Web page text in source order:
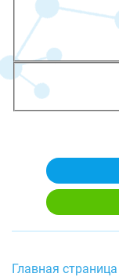
Главная страница